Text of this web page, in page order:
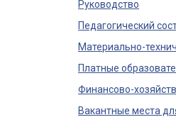
Руководство
Педагогический
Материально-
Платные
Финансово-
Вакантные места